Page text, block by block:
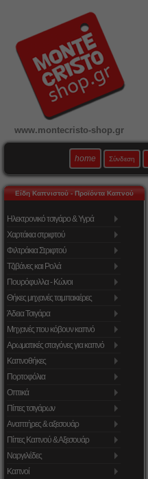
www.montecristo-shop.gr
home Σύνδεση
Είδη Καπνιστού - Προϊόντα Καπνού
Ηλεκτρονικό τσιγάρο & Υγρά
Χαρτάκια στριφτού
Φιλτράκια Στριφτού
Τζιβάνες και Ρολά
Πουρόφυλλα - Κώνοι
Θήκες μηχανές ταμπακιέρες
Άδεια Τσιγάρα
Μηχανές που κόβουν καπνό
Αρωματικές σταγόνες για καπνό
Καπνοθήκες
Πορτοφόλια
Οπτικά
Πίπες τσιγάρων
Αναπτήρες & αξεσουάρ
Πίπες Καπνού & Αξεσουάρ
Ναργιλέδες
Καπνοί